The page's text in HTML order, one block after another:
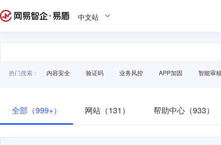
中文站
热门搜索： 内容安全 验证码 业务风控 APP加固 智能审
全部（999+） 网站（131） 帮助中心（933）